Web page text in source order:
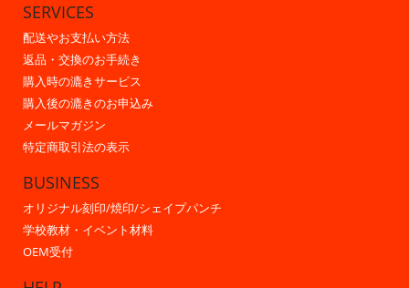
SERVICES
配送やお支払い方法
返品・交換のお手続き
購入時の漉きサービス
購入後の漉きのお申込み
メールマガジン
特定商取引法の表示
BUSINESS
オリジナル刻印/焼印/シェイプパンチ
学校教材・イベント材料
OEM受付